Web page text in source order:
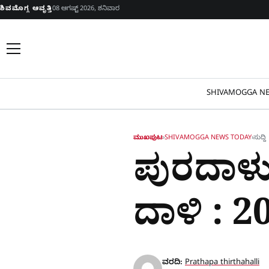
Skip to content
ಶಿವಮೊಗ್ಗ ಆವೃತ್ತಿ08 ಆಗಷ್ಟ್ 2026, ಶನಿವಾರ
SHIVAMOGGA
ಮುಖಪುಟ›SHIVAMOGGA NEWS TODAY›ಸುದ್ದಿ
ದಾಳಿ :
ವರದಿ: Prathapa thirthahalli